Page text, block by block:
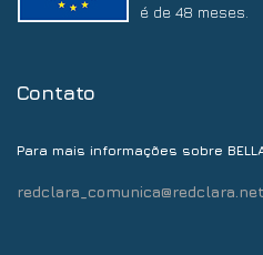
é de 48 meses.
Contato
Para mais informações sobre
redclara_comunica@redclara.net